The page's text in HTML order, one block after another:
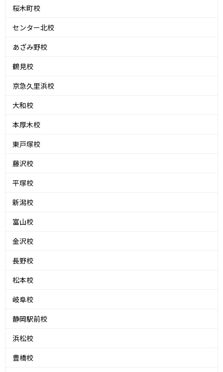
桜木町校
センター北校
あざみ野校
鶴見校
京急久里浜校
大和校
本厚木校
東戸塚校
藤沢校
平塚校
新潟校
富山校
金沢校
長野校
松本校
岐阜校
静岡駅前校
浜松校
豊橋校